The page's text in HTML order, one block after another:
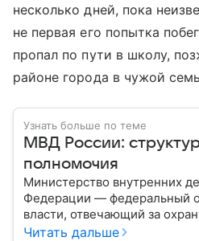
несколько дней, пока
не первая его попытка
пропал по пути в школу,
районе города в чужой
Узнать больше по теме
МВД России:
полномочия
Министерство внутренних
Федерации — федеральный
власти, отвечающий за
порядка, борьбу с
Читать дальше